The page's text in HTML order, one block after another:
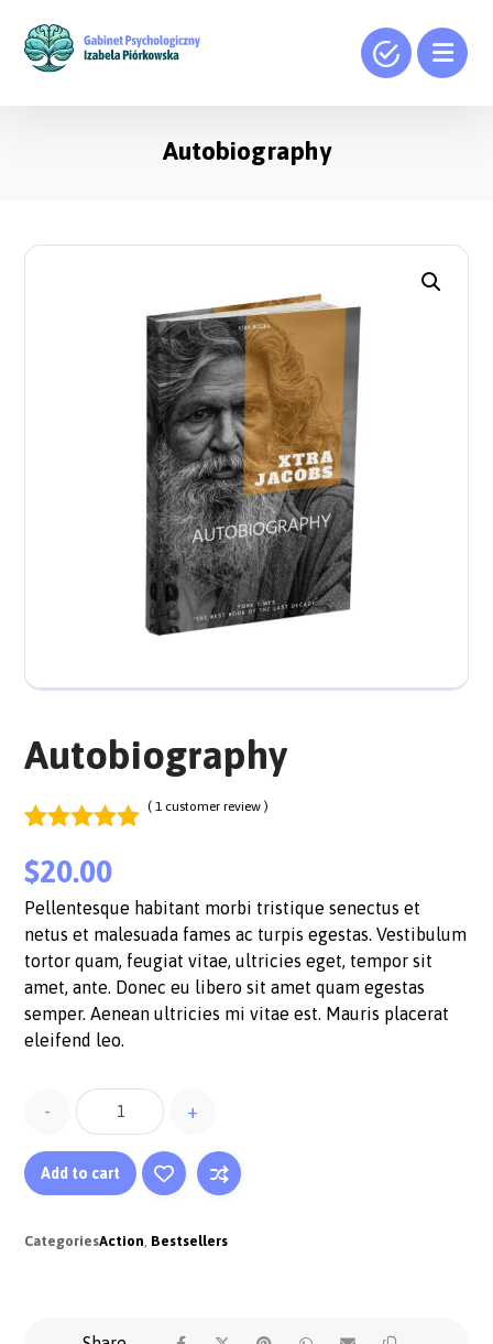
Autobiography
Autobiography
out of 5
customer
rating
( 1 customer review )
$20.00
Pellentesque habitant morbi tristique senectus et
netus et malesuada fames ac turpis egestas. Vestibulum
tortor quam, feugiat vitae, ultricies eget, tempor sit
amet, ante. Donec eu libero sit amet quam egestas
semper. Aenean ultricies mi vitae est. Mauris placerat
eleifend leo.
- +
Add to cart
CategoriesAction Bestsellers